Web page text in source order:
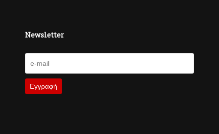
Newsletter